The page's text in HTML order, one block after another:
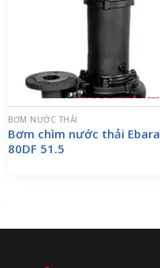
BƠM NƯỚC THẢI
Bơm chìm nước thải Ebara
80DF 51.5